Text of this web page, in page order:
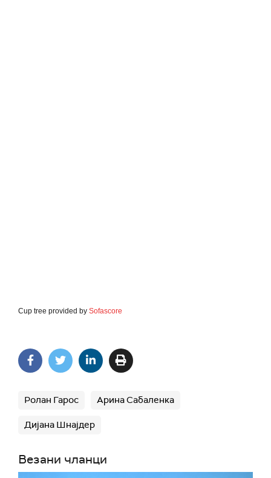
Cup tree provided by Sofascore
Ролан Гарос Арина Сабаленка
Дијана Шнајдер
Везани чланци